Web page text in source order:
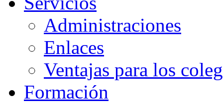
Administraciones
Enlaces
Ventajas para los
Formación